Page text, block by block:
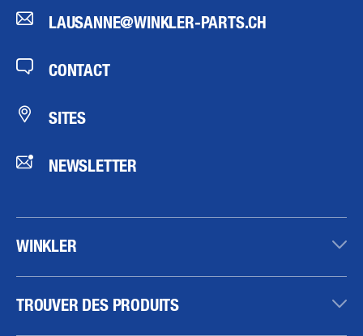
LAUSANNE@WINKLER-PARTS.CH
CONTACT
SITES
NEWSLETTER
WINKLER
TROUVER DES PRODUITS